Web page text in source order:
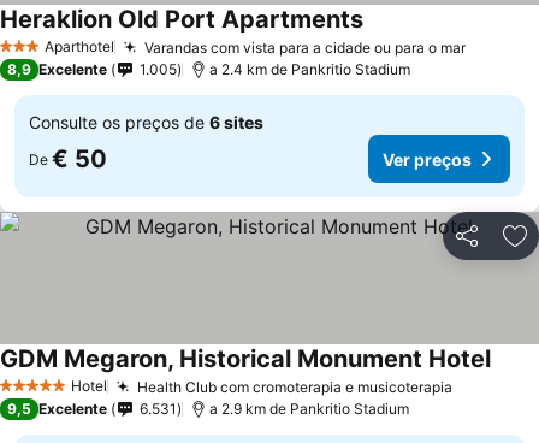
3 EstrelasAparthotel Varandas com vista para a cidade ou para o marVer
Heraklion Old Port ApartmentsVer preços
8,9 Excelente 1.005 a 2.4 km de Pankritio Stadium
Consulte os preços de 6 sites
De € 50 Ver preços
Partilhar
5 Estrelas Hotel Health Club com cromoterapia e musicoterapia
GDM Megaron, Historical Monument HotelVer
9,5 Excelente 6.531 a 2.9 km de Pankritio Stadium